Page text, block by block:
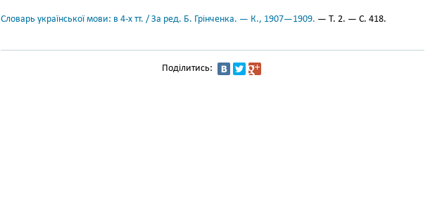
Словарь української мови: в 4-х тт. / За ред. Б. Грінченка. — К., 1907—1909. — Т. 2. — С. 418.
Поділитись: